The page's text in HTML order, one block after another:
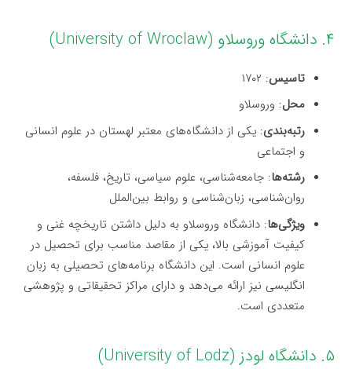
۴. دانشگاه وروسلاو (University of Wroclaw)
تاسیس: ۱۷۰۲
محل: وروسلاو
رتبه‌بندی: یکی از دانشگاه‌های معتبر لهستان در علوم انسانی
و اجتماعی
رشته‌ها: جامعه‌شناسی، علوم سیاسی، تاریخ، فلسفه،
روان‌شناسی، زبان‌شناسی و روابط بین‌الملل
ویژگی‌ها: دانشگاه وروسلاو به دلیل داشتن تاریخچه غنی و
کیفیت آموزشی بالا، یکی از مقاصد مناسب برای تحصیل در
علوم انسانی است. این دانشگاه برنامه‌های تحصیلی به زبان
انگلیسی نیز ارائه می‌دهد و دارای مراکز تحقیقاتی و پژوهشی
متعددی است.
۵. دانشگاه لودز (University of Lodz)